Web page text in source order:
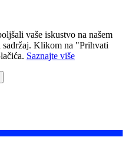
vaše iskustvo na našem
Klikom na "Prihvati
Saznajte više